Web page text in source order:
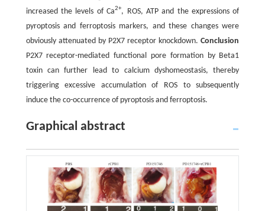
increased the levels of Ca2+, ROS, ATP and the expressions of
pyroptosis and ferroptosis markers, and these changes were
obviously attenuated by P2X7 receptor knockdown.Conclusion
P2X7 receptor-mediated functional pore formation by Beta1
toxin can further lead to calcium dyshomeostasis, thereby
triggering excessive accumulation of ROS to subsequently
induce the co-occurrence of pyroptosis and ferroptosis.
Graphical abstract